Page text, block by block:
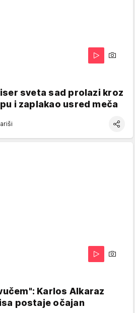
sveta sad prolazi kroz
i zaplakao usred meča
Karlos Alkaraz
postaje očajan